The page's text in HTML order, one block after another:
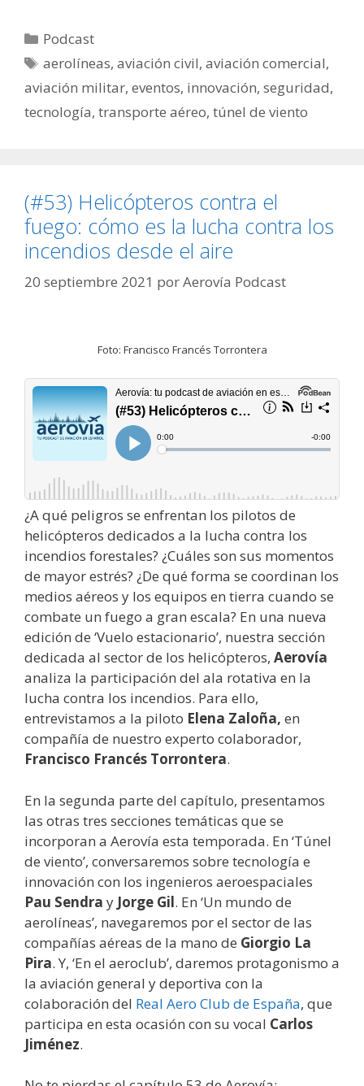
Categorías
Podcast
Etiquetas
aerolíneas,aviación civil,aviación comercial,
aviación militar, eventos, innovación, seguridad,
tecnología, transporte aéreo, túnel de viento
(#53) Helicópteros contra el
fuego: cómo es la lucha contra los
incendios desde el aire
20 septiembre 2021 porAerovía Podcast
Foto: Francisco Francés Torrontera
¿A qué peligros se enfrentan los pilotos de
helicópteros dedicados a la lucha contra los
incendios forestales? ¿Cuáles son sus momentos
de mayor estrés? ¿De qué forma se coordinan los
medios aéreos y los equipos en tierra cuando se
combate un fuego a gran escala? En una nueva
edición de ‘Vuelo estacionario’, nuestra sección
dedicada al sector de los helicópteros, Aerovía
analiza la participación del ala rotativa en la
lucha contra los incendios. Para ello,
entrevistamos a la piloto Elena Zaloña, en
compañía de nuestro experto colaborador,
Francisco Francés Torrontera.
En la segunda parte del capítulo, presentamos
las otras tres secciones temáticas que se
incorporan a Aerovía esta temporada. En ‘Túnel
de viento’, conversaremos sobre tecnología e
innovación con los ingenieros aeroespaciales
Pau Sendra y Jorge Gil. En ‘Un mundo de
aerolíneas’, navegaremos por el sector de las
compañías aéreas de la mano de Giorgio La
Pira. Y, ‘En el aeroclub’, daremos protagonismo a
la aviación general y deportiva con la
colaboración del Real Aero Club de España, que
participa en esta ocasión con su vocal Carlos
Jiménez.